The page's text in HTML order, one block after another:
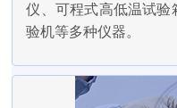
仪、可程式高低温试
验机等多种仪器。